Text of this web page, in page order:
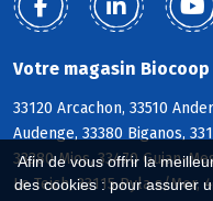
Afin de vous offrir la
des cookies : pour assurer
Votre magasin Biocoop
33120 Arcachon, 33510
Audenge, 33380 Biganos,
33380 Mios, 33470 Gujan-
Le Teich, 33115 Pyla s/Mer,